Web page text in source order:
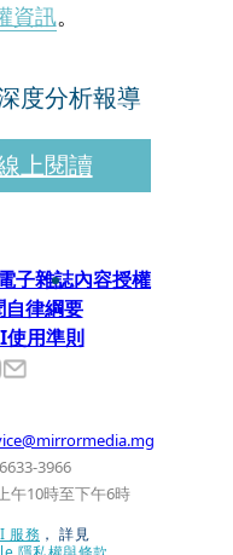
資訊。
度分析報導
上閱讀
子雜誌內容授權
自律綱要
使用準則
3966
午10時至下午6時
服務 ， 詳見